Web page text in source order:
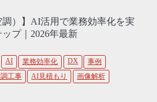
調）】AI活用で業務効率化を実
プ｜2026年最新
AI 業務効率化 DX
事例
工事 AI見積もり
画像解析